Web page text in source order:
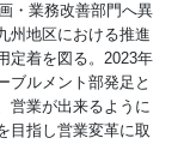
・業務改善部門へ異
州地区における推進
定着を図る。2023年
ブルメント部発足と
営業が出来るように
目指し営業変革に取